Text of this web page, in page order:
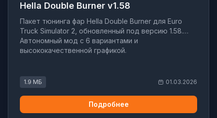
Hella Double Burner v1.58
Пакет тюнинга фар Hella Double Burner для Euro
Truck Simulator 2, обновленный под версию 1.58.
Автономный мод с 6 вариантами и
высококачественной графикой.
1.9 МБ 01.03.2026
Подробнее